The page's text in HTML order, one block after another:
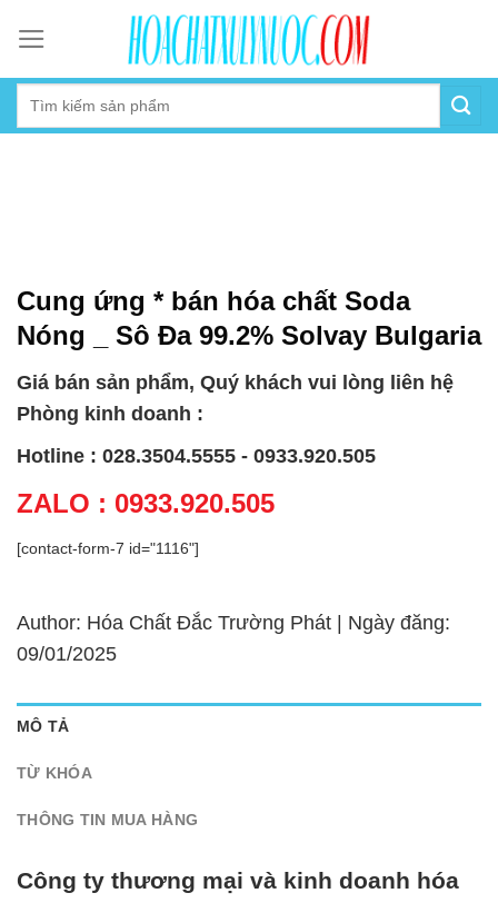
content
Cung ứng * bán hóa chất Soda
Nóng _ Sô Đa 99.2% Solvay Bulgaria
Giá bán sản phẩm, Quý khách vui lòng liên hệ
Phòng kinh doanh :
Hotline : 028.3504.5555 - 0933.920.505
ZALO : 0933.920.505
[contact-form-7 id="1116"]
Author: Hóa Chất Đắc Trường Phát | Ngày đăng:
09/01/2025
MÔ TẢ
TỪ KHÓA
THÔNG TIN MUA HÀNG
Công ty thương mại và kinh doanh hóa